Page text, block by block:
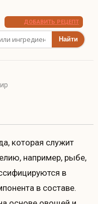
ДОБАВИТЬ РЕЦЕПТ
которая служит
например, рыбе,
в
в составе.